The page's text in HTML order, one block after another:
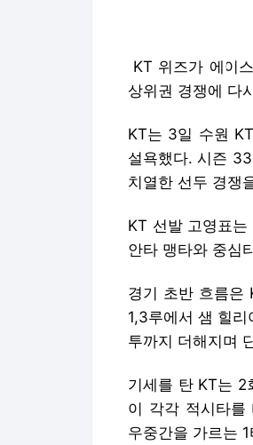
KT 위즈가 에이
상위권 경쟁에 다
KT는 3일 수원
설욕했다. 시즌
치열한 선두 경쟁
KT 선발 고영표
안타 맹타와 중심
경기 초반 흐름은
1,3루에서 샘 힐
투까지 더해지며
기세를 탄 KT는 2
이 각각 적시타를
우중간을 가르는